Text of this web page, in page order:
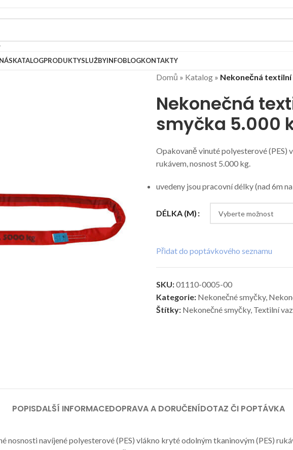
KATALOGPRODUKTYSLUŽBYINFOBLOGKONTAKTY
Domů » Katalog» Nekonečná textilní
Nekonečná
smyčka 5.000
Opakovaně vinuté polyesterové (PES)
rukávem, nosnost 5.000 kg.
uvedeny jsou pracovní délky (nad 6m
DÉLKA (M)
Přidat do poptávkového seznamu
SKU:01110-0005-00
Kategorie: Nekonečné smyčky,
Štítky: Nekonečné smyčky, Textilní
POPISDALŠÍ INFORMACEDOPRAVA A DORUČENÍDOTAZ ČI POPTÁVKA
nosnosti navíjené polyesterové (PES) vlákno kryté odolným tkaninovým (PES)